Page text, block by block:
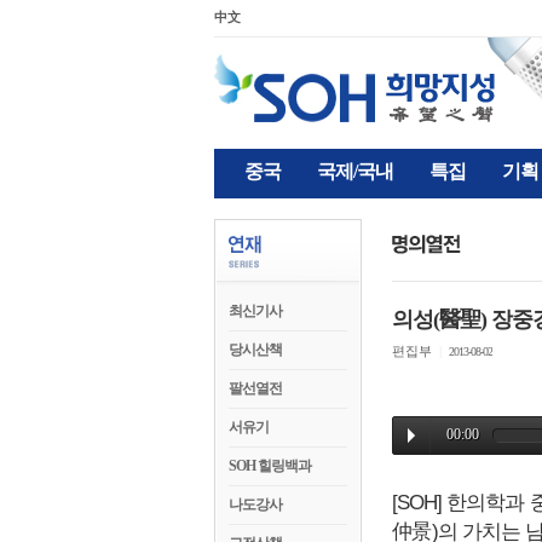
中文
중국 국제/국내 특집 기획
최신기사
당시산책
팔선열전
서유기
SOH 힐링백과
나도강사
의성(醫聖) 장중
편집부 2013-08-02
[SOH] 한의학과
仲景)의 가치는